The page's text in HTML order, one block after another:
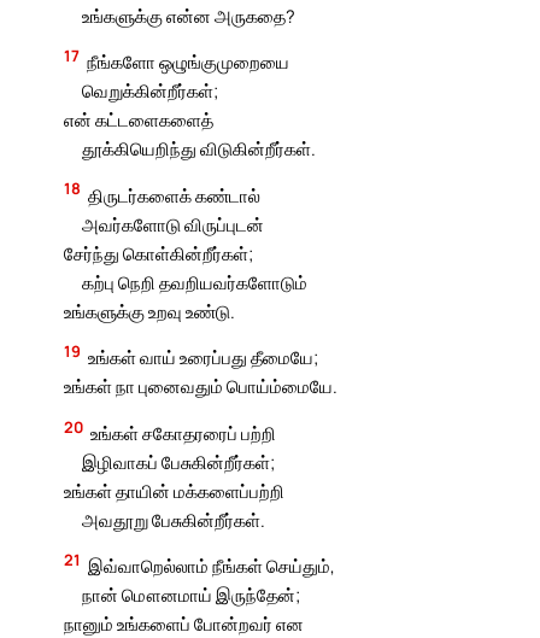
உங்களுக்கு என்ன அருகதை?
17 நீங்களோ ஒழுங்குமுறையை
வெறுக்கின்றீர்கள்;
என் கட்டளைகளைத்
தூக்கியெறிந்து விடுகின்றீர்கள்.
18 திருடர்களைக் கண்டால்
அவர்களோடு விருப்புடன்
சேர்ந்து கொள்கின்றீர்கள்;
கற்பு நெறி தவறியவர்களோடும்
உங்களுக்கு உறவு உண்டு.
19 உங்கள் வாய் உரைப்பது தீமையே;
உங்கள் நா புனைவதும் பொய்ம்மையே.
20 உங்கள் சகோதரரைப் பற்றி
இழிவாகப் பேசுகின்றீர்கள்;
உங்கள் தாயின் மக்களைப்பற்றி
அவதூறு பேசுகின்றீர்கள்.
21 இவ்வாறெல்லாம் நீங்கள் செய்தும்,
நான் மௌனமாய் இருந்தேன்;
நானும் உங்களைப் போன்றவர் என